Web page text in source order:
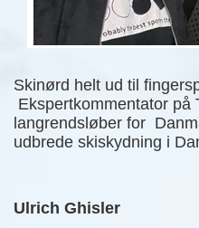
Skinørd helt ud til
Ekspertkommentator på
langrendsløber for
udbrede skiskydning i
Ulrich Ghisler